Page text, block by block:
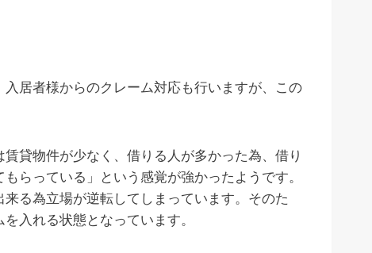
居者様からのクレーム対応も行いますが、この
貸物件が少なく、借りる人が多かった為、借り
らっている」という感覚が強かったようです。
る為立場が逆転してしまっています。そのた
入れる状態となっています。